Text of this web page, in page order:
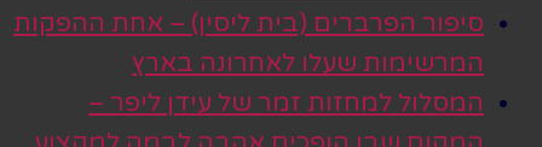
סיפור הפרברים (בית ליסין) – אחת ההפקות
המרשימות שעלו לאחרונה בארץ
המסלול למחזות זמר של עידן ליפר –